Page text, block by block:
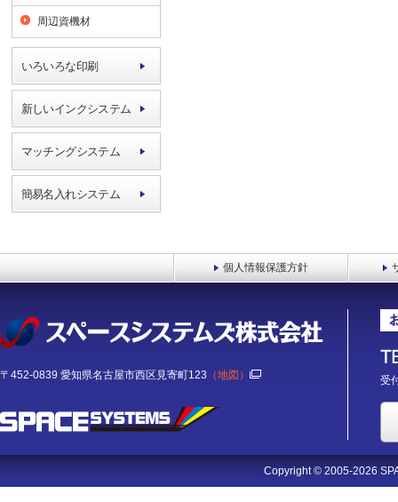
周辺資機材
いろいろな印刷
新しいインクシステム
マッチングシステム
簡易名入れシステム
個人情報保護方針
〒452-0839 愛知県名古屋市西区見寄町123 （地図） 受
Copyright © 2005-2026